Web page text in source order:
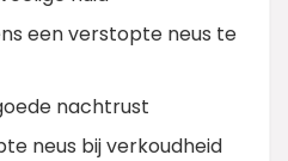
een verstopte neus te
nachtrust
neus bij verkoudheid